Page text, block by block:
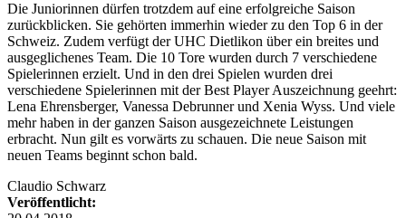
Die Juniorinnen dürfen trotzdem auf eine erfolgreiche Saison
zurückblicken. Sie gehörten immerhin wieder zu den Top 6 in der
Schweiz. Zudem verfügt der UHC Dietlikon über ein breites und
ausgeglichenes Team. Die 10 Tore wurden durch 7 verschiedene
Spielerinnen erzielt. Und in den drei Spielen wurden drei
verschiedene Spielerinnen mit der Best Player Auszeichnung geehrt:
Lena Ehrensberger, Vanessa Debrunner und Xenia Wyss. Und viele
mehr haben in der ganzen Saison ausgezeichnete Leistungen
erbracht. Nun gilt es vorwärts zu schauen. Die neue Saison mit
neuen Teams beginnt schon bald.
Claudio Schwarz
Veröffentlicht: